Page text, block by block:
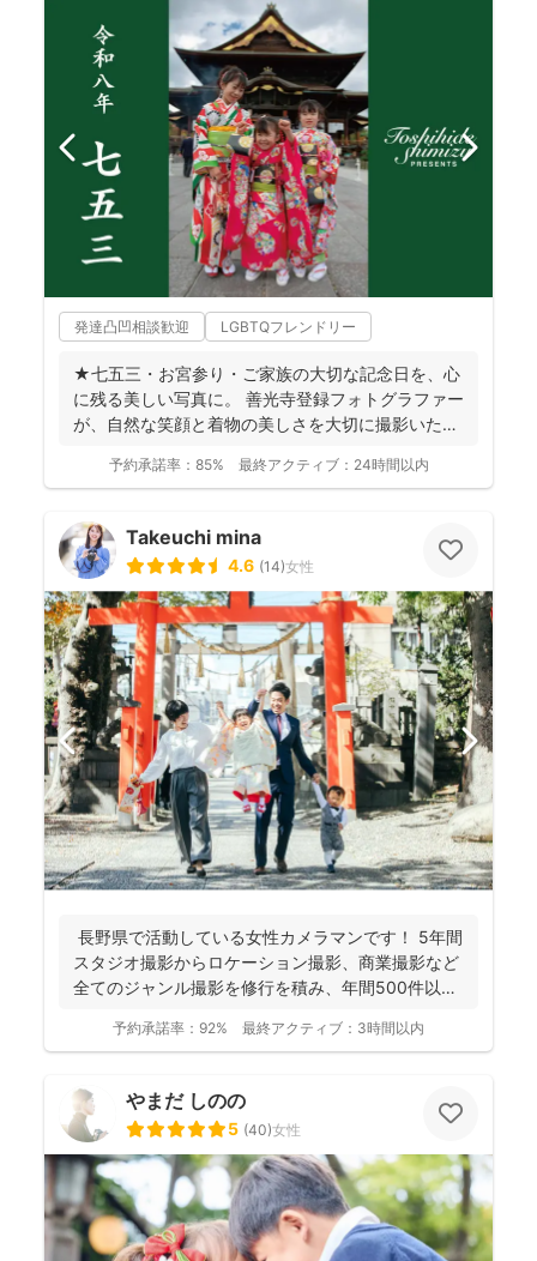
発達凸凹相談歓迎 LGBTQフレンドリー
★七五三・お宮参り・ご家族の大切な記念日を、心
に残る美しい写真に。 善光寺登録フォトグラファー
が、自然な笑顔と着物の美しさを大切に撮影いたし
予約承諾率： 85% 最終アクティブ： 24時間以内
Takeuchi mina
4.6 (14)女性
長野県で活動している女性カメラマンです！ 5年間
スタジオ撮影からロケーション撮影、商業撮影など
全てのジャンル撮影を修行を積み、年間500件以上
予約承諾率： 92% 最終アクティブ： 3時間以内
やまだ しのの
5 (40)女性